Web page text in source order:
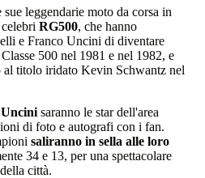
leggendarie moto da corsa in
RG500, che hanno
e Franco Uncini di diventare
500 nel 1981 e nel 1982, e
al titolo iridato Kevin Schwantz nel
Uncini saranno le star dell'area
di foto e autografi con i fan.
saliranno in sella alle loro
34 e 13, per una spettacolare
città.